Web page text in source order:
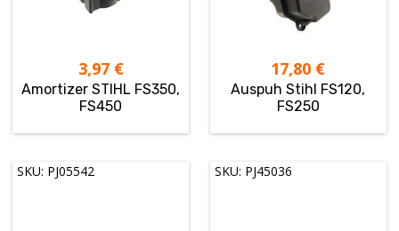
3,97 €
Amortizer STIHL FS350,
FS450
17,80 €
Auspuh Stihl FS120,
FS250
SKU: PJ05542 SKU: PJ45036